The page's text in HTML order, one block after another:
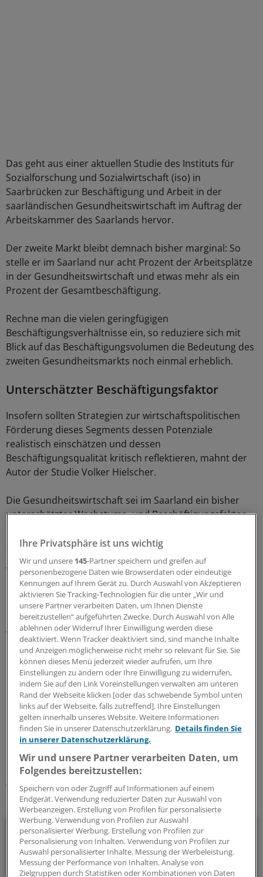
Das geht aus einer aktuellen Studie des Instituts für
Sozialforschung und Sozialwirtschaft (iso) in
Saarbrücken zur Beschäftigung und Arbeit in der
saarländischen Gesundheitswirtschaft im Auftrag der
Arbeitskammer des Saarlands hervor.
Der zweite Markt bleibt demnach bisher marginal: So
stelle er im Saarland nur acht Prozent der Arbeitsplätze
in der Gesundheitswirtschaft und etwas mehr als ein
Prozent der Gesamtbeschäftigung.
Rechne man die vielen geringfügigen
Beschäftigungsverhältnisse ein, so reduziere sich mit
Blick auf das Beschäftigungsvolumen die Bedeutung des
zweiten Gesundheitsmarkts noch einmal erheblich.
Unterschätzter Beschäftigungsfaktor
Insofern sollten Strategien zur wirtschaftspolitischen
Förderung dieses Segments dessen Potenziale
realistisch einschätzen und dessen
Beschäftigungsqualität kritisch reflektieren, mahnt der
Autor der Studie Volker Hielscher.
Die Gesundheitswirtschaft sei im Saarland ein bisher
unterschätzter Wachstums- und Beschäftigungsfaktor.
sich jedoch auch Handlungsbedarfe bei der Gestaltung
der Arbeitsbedingungen und der Koordinierung der
Versorgungsangebote.
Die Gesundheitswirtschaft des kleinsten Flächenlandes
der Bundesrepublik biete in rund 4000 Betrieben – vom
großen Medizintechnikunternehmen bis zur Arztpraxis –
mehr als 85.000 Menschen einen Arbeitsplatz.
Damit überstiegen die Beschäftigtenzahlen in der
Branche deutlich zum Beispiel die des saarländischen
Metallgewerbes und der Automotive-Branche.(maw)
0
Schlagworte:
Gesundheitswirtschaft
Ihr Newsletter zum Thema
Politik & Debatte
Mit diesem Newsletter blicken Sie hinter das tägliche
Geschehen in der Gesundheitspolitik. Mit Analysen,
Ihre Privatsphäre ist uns wichtig
Wir und unsere 145-Partner speichern und greifen auf
personenbezogene Daten wie Browserdaten oder eindeutige
Kennungen auf Ihrem Gerät zu. Durch Auswahl von Akzeptieren
aktivieren Sie Tracking-Technologien für die unter „Wir und
unsere Partner verarbeiten Daten, um Ihnen Dienste
bereitzustellen“ aufgeführten Zwecke. Durch Auswahl von Alle
ablehnen oder Widerruf Ihrer Einwilligung werden diese
deaktiviert. Wenn Tracker deaktiviert sind, sind manche Inhalte
und Anzeigen möglicherweise nicht mehr so relevant für Sie. Sie
können dieses Menü jederzeit wieder aufrufen, um Ihre
Einstellungen zu ändern oder Ihre Einwilligung zu widerrufen,
indem Sie auf den Link Voreinstellungen verwalten am unteren
Rand der Webseite klicken [oder das schwebende Symbol unten
links auf der Webseite, falls zutreffend]. Ihre Einstellungen
gelten innerhalb unseres Website. Weitere Informationen
finden Sie in unserer Datenschutzerklärung. Details finden Sie
in unserer Datenschutzerklärung.
Wir und unsere Partner verarbeiten Daten, um
Folgendes bereitzustellen:
Speichern von oder Zugriff auf Informationen auf einem
Endgerät. Verwendung reduzierter Daten zur Auswahl von
Werbeanzeigen. Erstellung von Profilen für personalisierte
Werbung. Verwendung von Profilen zur Auswahl
personalisierter Werbung. Erstellung von Profilen zur
Personalisierung von Inhalten. Verwendung von Profilen zur
Auswahl personalisierter Inhalte. Messung der Werbeleistung.
Messung der Performance von Inhalten. Analyse von
Zielgruppen durch Statistiken oder Kombinationen von Daten